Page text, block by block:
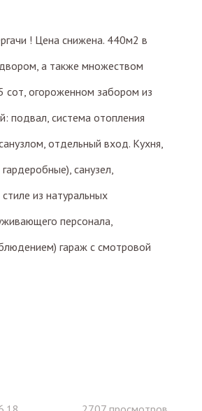
! Цена снижена. 440м2 в
а также множеством
сот, огороженном забором из
подвал, система отопления
отдельный вход. Кухня,
санузел,
из натуральных
персонала,
гараж с смотровой